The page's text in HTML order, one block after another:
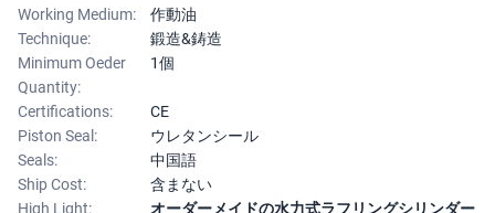
Working Medium:
作動油
Technique:
鍛造&鋳造
Minimum Oeder
Quantity:
1個
Certifications:
CE
Piston Seal:
ウレタンシール
Seals:
中国語
Ship Cost:
含まない
High Light:
オーダーメイドの水力式ラフリングシリンダー